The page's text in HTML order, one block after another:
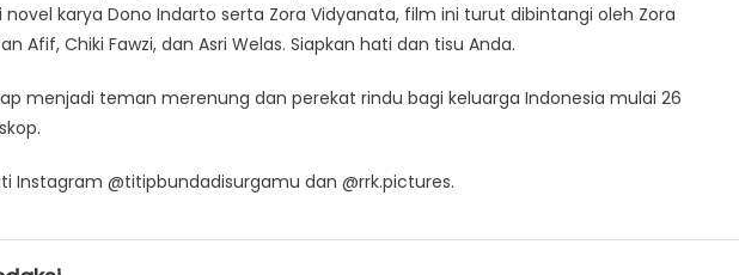
karya Dono Indarto serta Zora Vidyanata, film ini turut dibintangi oleh Zora
Afif, Chiki Fawzi, dan Asri Welas. Siapkan hati dan tisu Anda.
menjadi teman merenung dan perekat rindu bagi keluarga Indonesia mulai 26
Instagram @titipbundadisurgamu dan @rrk.pictures.